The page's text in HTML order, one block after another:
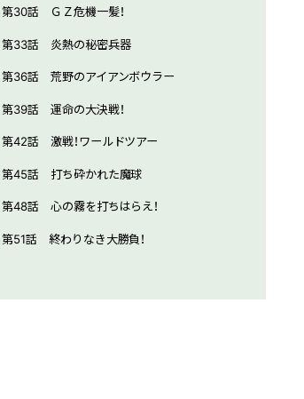
第30話 ＧＺ危機一髪！
第33話 炎熱の秘密兵器
第36話 荒野のアイアンボウラー
第39話 運命の大決戦！
第42話 激戦！ワールドツアー
第45話 打ち砕かれた魔球
第48話 心の霧を打ちはらえ！
第51話 終わりなき大勝負！